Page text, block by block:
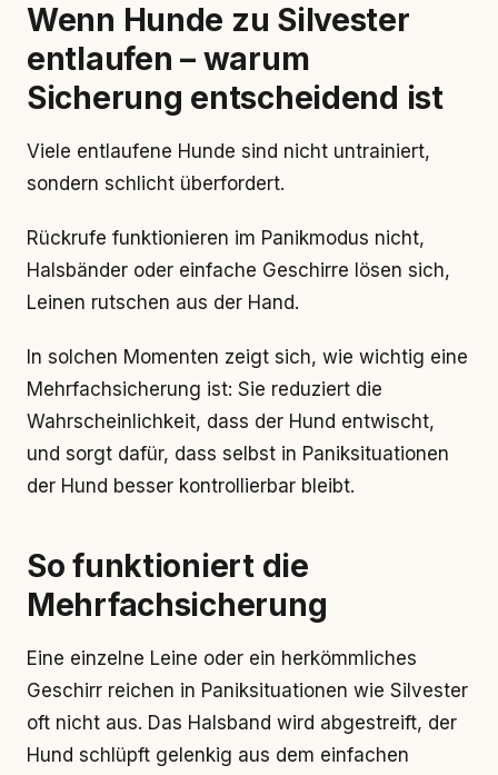
Wenn Hunde zu Silvester
entlaufen – warum
Sicherung entscheidend ist
Viele entlaufene Hunde sind nicht untrainiert,
sondern schlicht überfordert.
Rückrufe funktionieren im Panikmodus nicht,
Halsbänder oder einfache Geschirre lösen sich,
Leinen rutschen aus der Hand.
In solchen Momenten zeigt sich, wie wichtig eine
Mehrfachsicherung ist: Sie reduziert die
Wahrscheinlichkeit, dass der Hund entwischt,
und sorgt dafür, dass selbst in Paniksituationen
der Hund besser kontrollierbar bleibt.
So funktioniert die
Mehrfachsicherung
Eine einzelne Leine oder ein herkömmliches
Geschirr reichen in Paniksituationen wie Silvester
oft nicht aus. Das Halsband wird abgestreift, der
Hund schlüpft gelenkig aus dem einfachen